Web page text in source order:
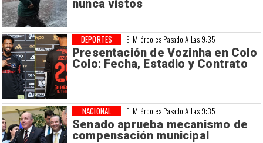
nunca vistos
El Miércoles Pasado A Las 9:35
Presentación de Vozinha en Colo
Colo: Fecha, Estadio y Contrato
DEPORTES
El Miércoles Pasado A Las 9:35
Senado aprueba mecanismo de
compensación municipal
NACIONAL